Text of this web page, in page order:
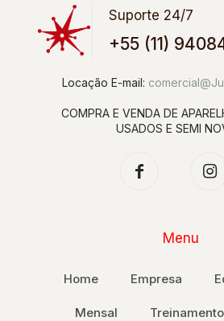
Suporte 24/7
+55 (11)
Locação E-mail:
COMPRA E VENDA DE
USADOS E SEMI
Menu
Home Empresa
Mensal